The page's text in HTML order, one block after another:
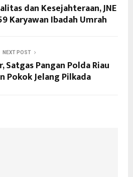
dan Kesejahteraan, JNE
Karyawan Ibadah Umrah
NEXT POST
Satgas Pangan Polda Riau
Pokok Jelang Pilkada